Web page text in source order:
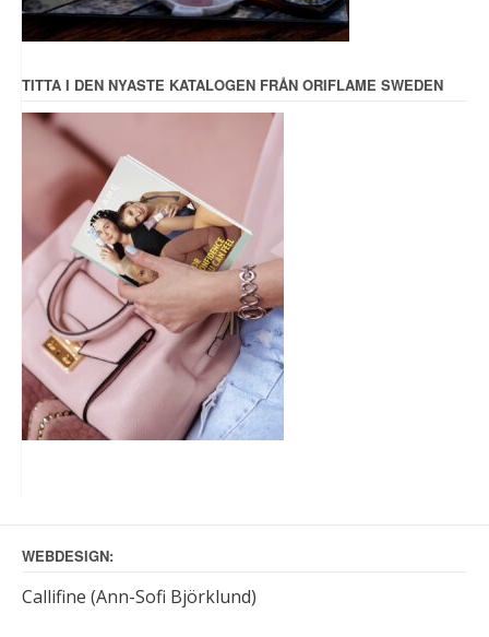
TITTA I DEN NYASTE KATALOGEN FRÅN ORIFLAME SWEDEN
WEBDESIGN:
Callifine (Ann-Sofi Björklund)